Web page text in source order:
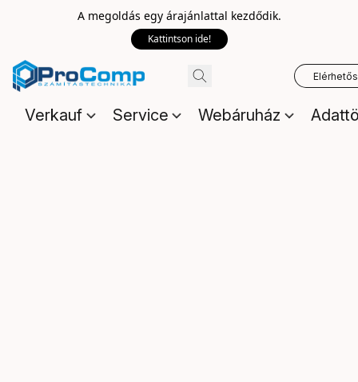
A megoldás egy árajánlattal kezdődik.
Kattintson ide!
Verkauf Service Webáruház